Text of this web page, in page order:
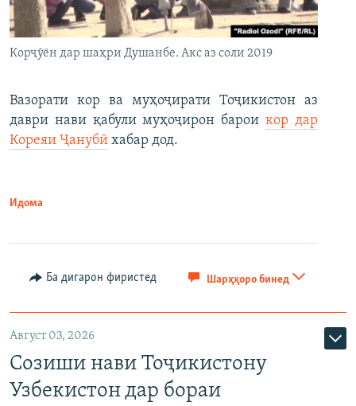
Корҷӯён дар шаҳри Душанбе. Акс аз соли 2019
Вазорати кор ва муҳоҷирати Тоҷикистон аз
даври нави қабули муҳоҷирон бароикор дар
Кореяи Ҷанубӣ хабар дод.
Идома
Ба дигарон фиристед Шарҳҳоро бинед
Август 03, 2026
Созиши нави Тоҷикистону
Узбекистон дар бораи